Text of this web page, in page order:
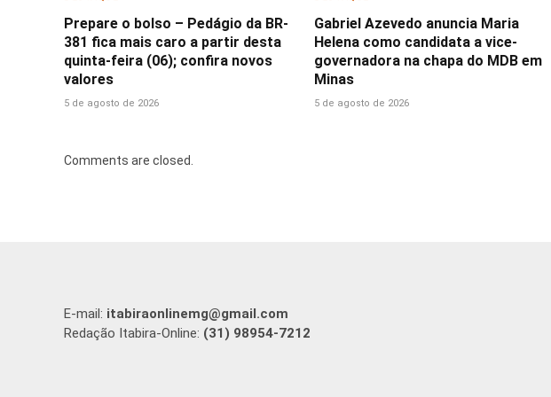
Prepare o bolso – Pedágio da BR-
381 fica mais caro a partir desta
quinta-feira (06); confira novos
valores
5 de agosto de 2026
Gabriel Azevedo anuncia Maria
Helena como candidata a vice-
governadora na chapa do MDB em
Minas
5 de agosto de 2026
Comments are closed.
E-mail: itabiraonlinemg@gmail.com
Redação Itabira-Online: (31) 98954-7212